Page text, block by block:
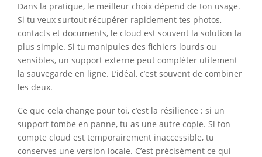
Dans la pratique, le meilleur choix dépend de ton usage.
Si tu veux surtout récupérer rapidement tes photos,
contacts et documents, le cloud est souvent la solution la
plus simple. Si tu manipules des fichiers lourds ou
sensibles, un support externe peut compléter utilement
la sauvegarde en ligne. L’idéal, c’est souvent de combiner
les deux.
Ce que cela change pour toi, c’est la résilience : si un
support tombe en panne, tu as une autre copie. Si ton
compte cloud est temporairement inaccessible, tu
conserves une version locale. C’est précisément ce qui